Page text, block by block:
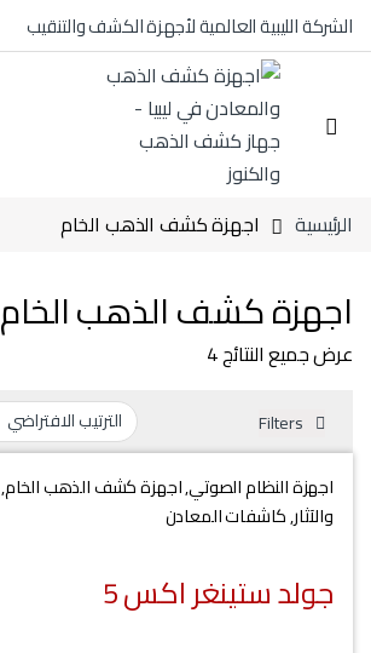
Skip to navigation
Skip to content
الشركة الليبية العالمية لأجهزة الكشف والتنقيب
الرئيسية اجهزة كشف الذهب الخام
اجهزة كشف الذهب الخام
عرض جميع النتائج 4
Filters
اجهزة النظام الصوتي,اجهزة كشف الذهب الخام,
والآثار,كاشفات المعادن
جولد ستينغر اكس 5